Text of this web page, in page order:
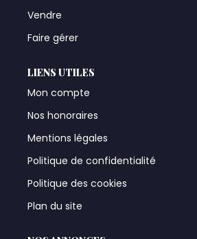
Vendre
Faire gérer
LIENS UTILES
Mon compte
Nos honoraires
Mentions légales
Politique de confidentialité
Politique des cookies
Plan du site